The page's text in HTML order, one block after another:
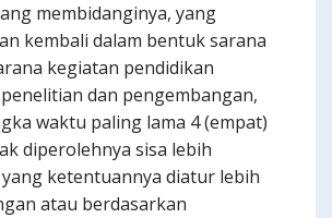
membidanginya, yang
kembali dalam bentuk sarana
kegiatan pendidikan
dan pengembangan,
waktu paling lama 4 (empat)
diperolehnya sisa lebih
ketentuannya diatur lebih
atau berdasarkan